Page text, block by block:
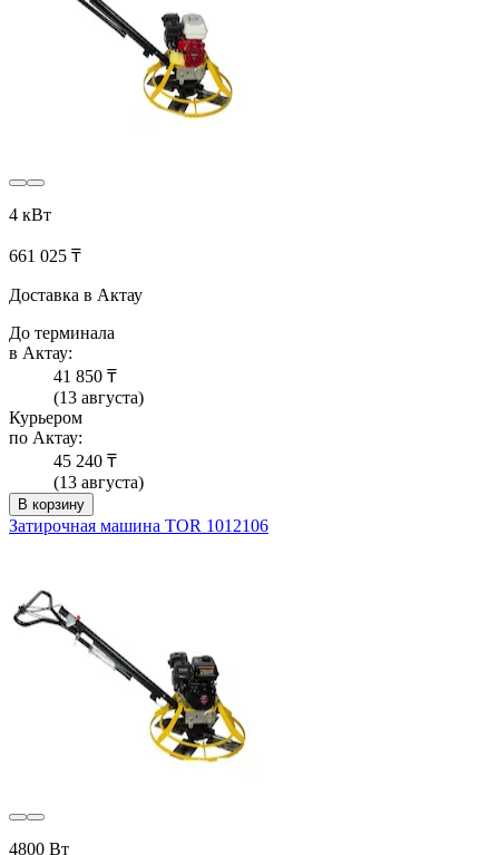
4 кВт
661 025 ₸
Доставка в Актау
До терминала
в Актау:
41 850 ₸
(13 августа)
Курьером
по Актау:
45 240 ₸
(13 августа)
В корзину
Затирочная машина TOR 1012106
4800 Вт